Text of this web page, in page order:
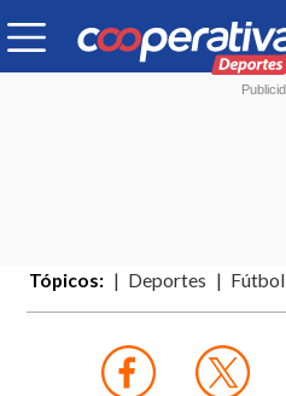
Tópicos: Deportes Fútbol